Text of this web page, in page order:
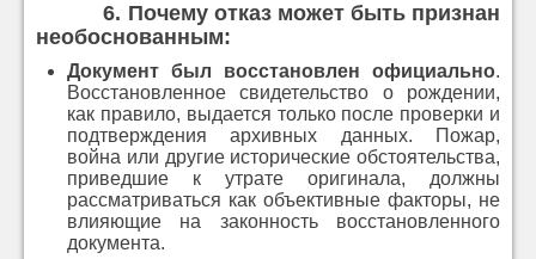
6. Почему отказ может быть признан
необоснованным:
Документ был восстановлен официально.
Восстановленное свидетельство о рождении,
как правило, выдается только после проверки и
подтверждения архивных данных. Пожар,
война или другие исторические обстоятельства,
приведшие к утрате оригинала, должны
рассматриваться как объективные факторы, не
влияющие на законность восстановленного
документа.